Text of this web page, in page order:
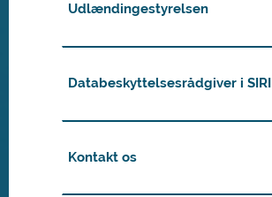
Udlændingestyrelsen
Databeskyttelsesrådgiver i SIRI
Kontakt os